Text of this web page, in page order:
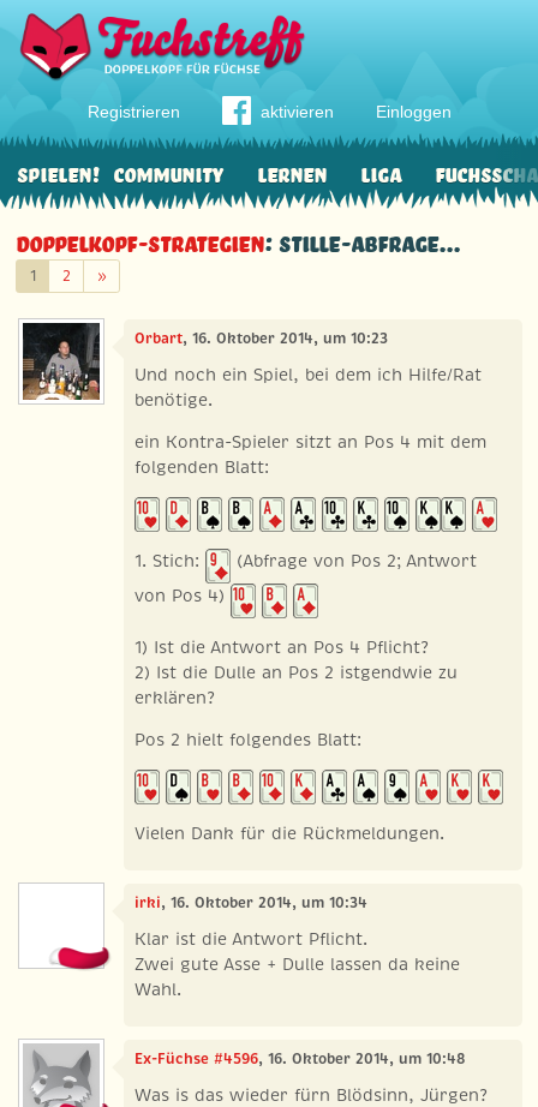
Registrieren aktivieren Einloggen
Community Lernen Liga
Spielen!
Doppelkopf-Strategien: Stille-Abfrage...
1 2 »Weiter
Orbart, 16. Oktober 2014, um 10:23
Und noch ein Spiel, bei dem ich Hilfe/Rat
benötige.
ein Kontra-Spieler sitzt an Pos 4 mit dem
folgenden Blatt:
1. Stich:
(Abfrage von Pos 2; Antwort
von Pos 4)
1) Ist die Antwort an Pos 4 Pflicht?
2) Ist die Dulle an Pos 2 istgendwie zu
erklären?
Pos 2 hielt folgendes Blatt:
Vielen Dank für die Rückmeldungen.
irki, 16. Oktober 2014, um 10:34
Klar ist die Antwort Pflicht.
Zwei gute Asse + Dulle lassen da keine
Wahl.
Ex-Füchse #4596, 16. Oktober 2014, um 10:48
Was is das wieder fürn Blödsinn, Jürgen?